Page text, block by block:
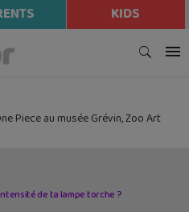
KIDS
Piece au musée Grévin, Zoo Art
de ta lampe torche ?